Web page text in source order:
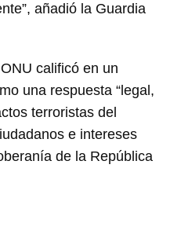
añadió la Guardia
calificó en un
una respuesta “legal,
terroristas del
e intereses
de la República